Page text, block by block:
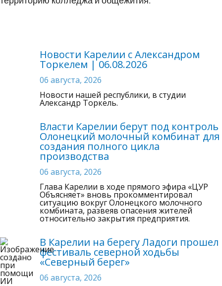
Новости Карелии с Александром
Торкелем | 06.08.2026
06 августа, 2026
Новости нашей республики, в студии
Александр Торкель.
Власти Карелии берут под контроль
Олонецкий молочный комбинат для
создания полного цикла
производства
06 августа, 2026
Глава Карелии в ходе прямого эфира «ЦУР
Объясняет» вновь прокомментировал
ситуацию вокруг Олонецкого молочного
комбината, развеяв опасения жителей
относительно закрытия предприятия.
В Карелии на берегу Ладоги прошел
фестиваль северной ходьбы
«Северный берег»
06 августа, 2026